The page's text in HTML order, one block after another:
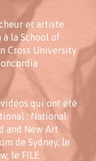
et artiste
la School of
Cross University.
qui ont été
: National
and New Art
de Sydney, le
le FILE